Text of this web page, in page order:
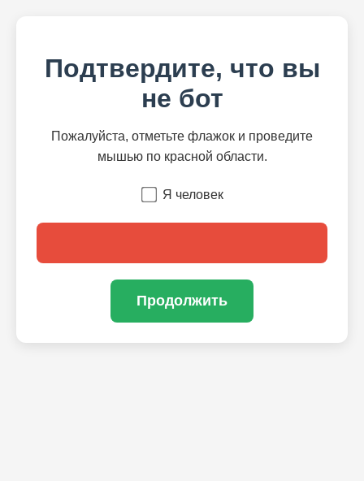
Подтвердите, что вы
не бот
Пожалуйста, отметьте флажок и проведите
мышью по красной области.
Я человек
Продолжить